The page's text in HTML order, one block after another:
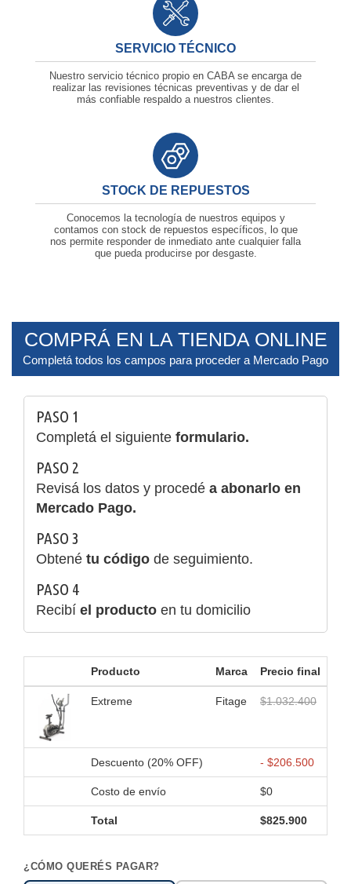
SERVICIO TÉCNICO
Nuestro servicio técnico propio en CABA se encarga de
realizar las revisiones técnicas preventivas y de dar el
más confiable respaldo a nuestros clientes.
STOCK DE REPUESTOS
Conocemos la tecnología de nuestros equipos y
contamos con stock de repuestos específicos, lo que
nos permite responder de inmediato ante cualquier falla
que pueda producirse por desgaste.
COMPRÁ EN LA TIENDA ONLINE
Completá todos los campos para proceder a Mercado Pago
PASO 1
Completá el siguiente formulario.
PASO 2
Revisá los datos y procedé a abonarlo en
Mercado Pago.
PASO 3
Obtené tu código de seguimiento.
PASO 4
Recibí el producto en tu domicilio
Producto Marca Precio final
Extreme Fitage $1.032.400
Descuento (20% OFF) - $206.500
Costo de envío $0
Total $825.900
¿CÓMO QUERÉS PAGAR?